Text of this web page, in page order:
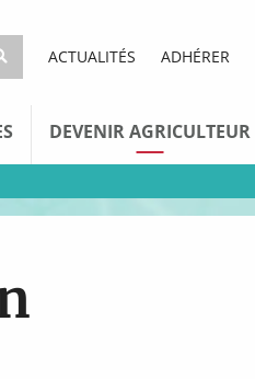
ACTUALITÉS ADHÉRER
DEVENIR AGRICULTEUR